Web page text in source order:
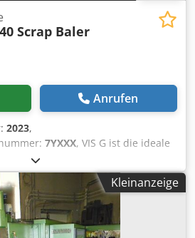
Scrap Baler
Anrufen
2023,
7YXXX, VIS G ist die ideale
für die Bearbeitung von
Garnituren und Drähten, die
Metallrecycler und
empfohlen wird.
Kleinanzeige